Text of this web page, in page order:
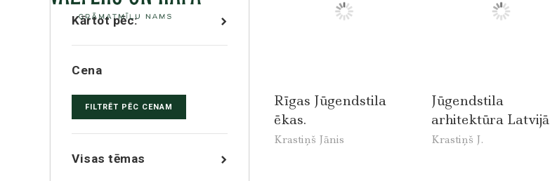
Kārtot pēc:
Cena
FILTRĒT PĒC CENAM
Visas tēmas
Rīgas Jūgendstila
ēkas.
Krastiņš Jānis
Jūgendstila
arhitektūra Latvijā
Krastiņš J.